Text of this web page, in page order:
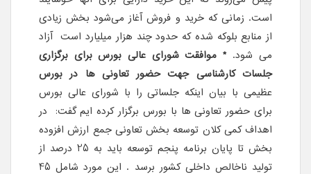
است. زمانی که خرید و فروش آغاز می‌شود بخش زیادی
از منابع بلوکه شده که حدود چند هزار میلیارد است آزاد
می شود. * موافقت شورای عالی بورس برای برگزاری
جلسات کارشناسی جهت حضور تعاونی ها در بورس
عظیمی با بیان اینکه جلساتی را با شورای عالی بورس
برای حضور تعاونی ها با بورس برگزار کرده ایم گفت: در
اهداف کمی کلان توسعه بخش تعاونی جمع ارزش افزوده
بخش تا پایان برنامه پنجم توسعه باید به 25 درصد از
تولید ناخالص داخلی کشور برسد . این مورد شامل 45